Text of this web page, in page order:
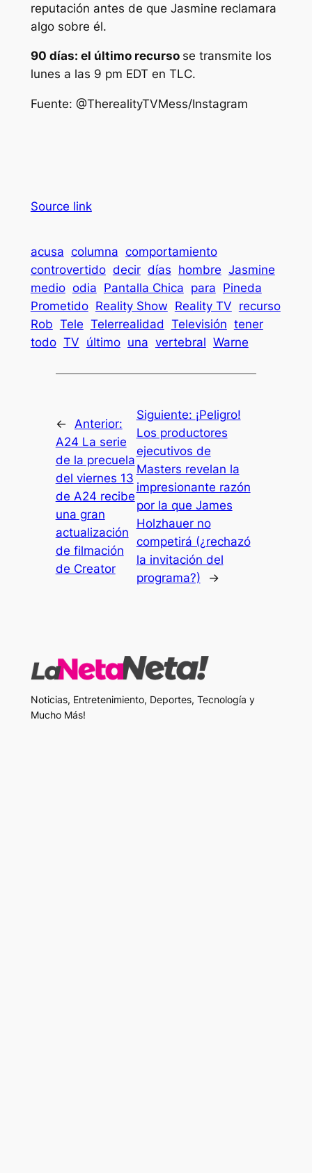
reputación antes de que Jasmine reclamara
algo sobre él.
90 días: el último recurso se transmite los
lunes a las 9 pm EDT en TLC.
Fuente: @TherealityTVMess/Instagram
Source link
acusa columna comportamiento
controvertido decir días hombre Jasmine
medio odia Pantalla Chica para Pineda
Prometido Reality Show Reality TV recurso
Rob Tele Telerrealidad Televisión tener
todo TV último una vertebral Warne
←
Anterior:
A24 La serie
de la precuela
del viernes 13
de A24 recibe
una gran
actualización
de filmación
de Creator
Siguiente: ¡Peligro!
Los productores
ejecutivos de
Masters revelan la
impresionante razón
por la que James
Holzhauer no
competirá (¿rechazó
la invitación del
programa?)
→
Noticias, Entretenimiento, Deportes, Tecnología y
Mucho Más!